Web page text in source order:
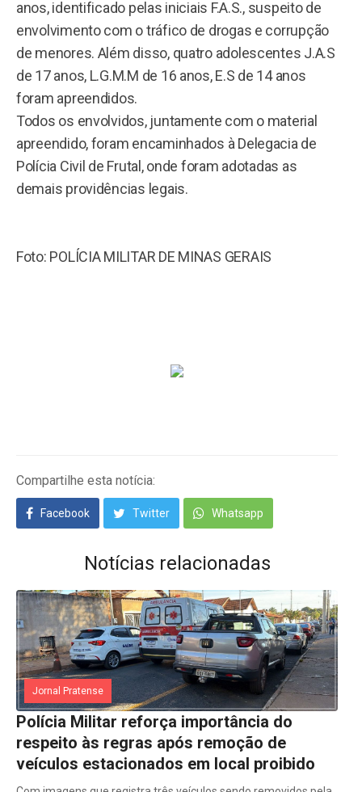
anos, identificado pelas iniciais F.A.S., suspeito de
envolvimento com o tráfico de drogas e corrupção
de menores. Além disso, quatro adolescentes J.A.S
de 17 anos, L.G.M.M de 16 anos, E.S de 14 anos
foram apreendidos.
Todos os envolvidos, juntamente com o material
apreendido, foram encaminhados à Delegacia de
Polícia Civil de Frutal, onde foram adotadas as
demais providências legais.
Foto: POLÍCIA MILITAR DE MINAS GERAIS
Compartilhe esta notícia:
Facebook Twitter Whatsapp
Notícias relacionadas
Jornal Pratense
Polícia Militar reforça importância do
respeito às regras após remoção de
veículos estacionados em local proibido